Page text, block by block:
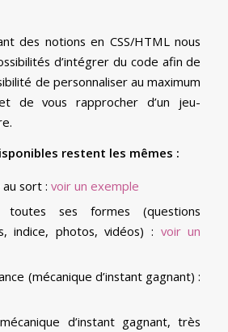
des notions en CSS/HTML nous
d’intégrer du code afin de
de personnaliser au maximum
de vous rapprocher d’un jeu-
restent les mêmes :
sort : voir un exemple
ses formes (questions
indice, photos, vidéos) : voir un
(mécanique d’instant gagnant) :
d’instant gagnant, très